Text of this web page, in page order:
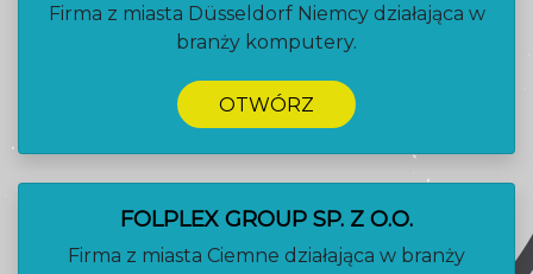
Firma z miasta Düsseldorf Niemcy działająca w
branży komputery.
OTWÓRZ
FOLPLEX GROUP SP. Z O.O.
Firma z miasta Ciemne działająca w branży